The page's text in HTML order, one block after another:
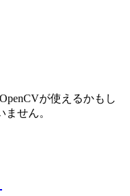
が使えるかもし
せん。